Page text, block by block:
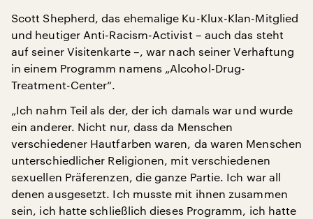
Scott Shepherd, das ehemalige Ku-Klux-Klan-Mitglied
und heutiger Anti-Racism-Activist – auch das steht
auf seiner Visitenkarte –, war nach seiner Verhaftung
in einem Programm namens „Alcohol-Drug-
Treatment-Center“.
„Ich nahm Teil als der, der ich damals war und wurde
ein anderer. Nicht nur, dass da Menschen
verschiedener Hautfarben waren, da waren Menschen
unterschiedlicher Religionen, mit verschiedenen
sexuellen Präferenzen, die ganze Partie. Ich war all
denen ausgesetzt. Ich musste mit ihnen zusammen
sein, ich hatte schließlich dieses Programm, ich hatte